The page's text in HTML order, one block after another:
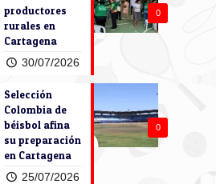
0
productores
rurales en
Cartagena
30/07/2026
0
Selección
Colombia de
béisbol afina
su preparación
en Cartagena
25/07/2026